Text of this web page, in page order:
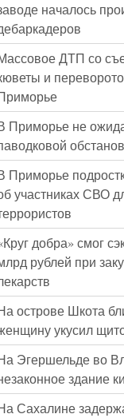
началось
ДТП со
и
Приморье не
Приморье
участниках СВО
добра» смог
рублей при
острове Шкота
укусил
Эгершельде во
здание
Сахалине